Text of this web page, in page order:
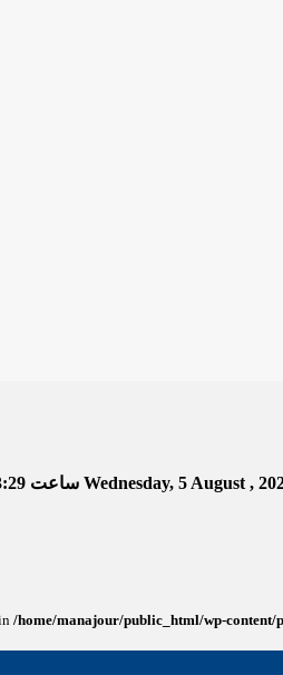
خدا
Wednesday, 5 August , ساعت
/home/manajour/public_html/wp-content/